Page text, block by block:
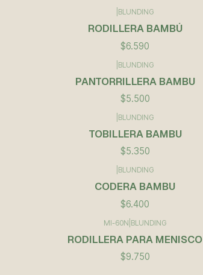
BLUNDING
RODILLERA BAMBÚ
$6.590
BLUNDING
PANTORRILLERA BAMBU
$5.500
BLUNDING
TOBILLERA BAMBU
$5.350
BLUNDING
CODERA BAMBU
$6.400
MI-60N BLUNDING
RODILLERA PARA MENISCO
$9.750